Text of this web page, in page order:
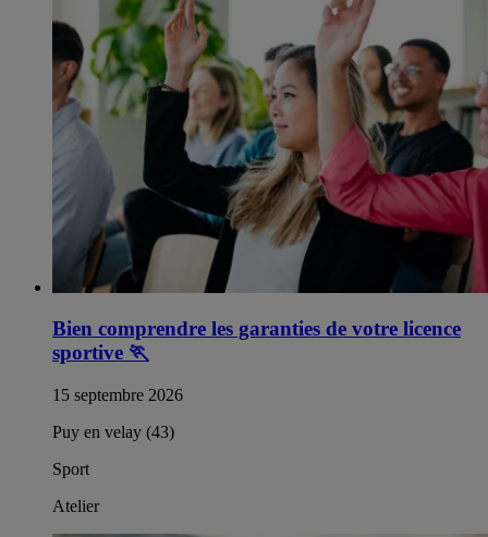
Bien comprendre les garanties de votre licence
sportive 🏃
15 septembre 2026
Puy en velay (43)
Sport
Atelier